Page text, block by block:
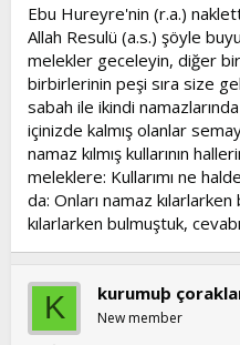
Ebu Hureyre'nin (r.a.)
Allah Resulü (a.s.) şöyle
melekler geceleyin, diğer
birbirlerinin peşi sıra size
sabah ile ikindi
içinizde kalmış olanlar
namaz kılmış kullarının
meleklere: Kullarımı ne
da: Onları namaz
kılarlarken bulmuştuk,
K kurumuþ
New member